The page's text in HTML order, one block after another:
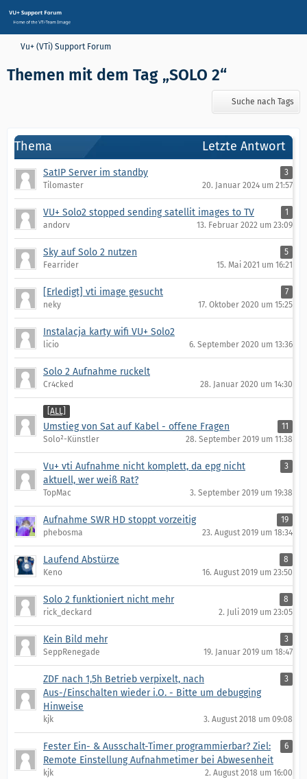
Vu+ (VTi) Support Forum
Themen mit dem Tag „SOLO 2“
Suche nach Tags
Thema Letzte Antwort
SatIP Server im standby
3
Tilomaster
20. Januar 2024 um 21:57
VU+ Solo2 stopped sending satellit images to TV
1
andorv
13. Februar 2022 um 23:09
Sky auf Solo 2 nutzen
5
Fearrider
15. Mai 2021 um 16:21
[Erledigt] vti image gesucht
7
neky
17. Oktober 2020 um 15:25
Instalacja karty wifi VU+ Solo2
licio 6. September 2020 um 13:36
Solo 2 Aufnahme ruckelt
Cr4cked 28. Januar 2020 um 14:30
[ALL]
Umstieg von Sat auf Kabel - offene Fragen
11
Solo²-Künstler
28. September 2019 um 11:38
Vu+ vti Aufnahme nicht komplett, da epg nicht
aktuell, wer weiß Rat?
3
TopMac 3. September 2019 um 19:38
Aufnahme SWR HD stoppt vorzeitig
19
phebosma
23. August 2019 um 18:34
Laufend Abstürze
8
Keno
16. August 2019 um 23:50
Solo 2 funktioniert nicht mehr
8
rick_deckard
2. Juli 2019 um 23:05
Kein Bild mehr
3
SeppRenegade
19. Januar 2019 um 18:47
ZDF nach 1,5h Betrieb verpixelt, nach
Aus-/Einschalten wieder i.O. - Bitte um debugging
Hinweise
3
kjk 3. August 2018 um 09:08
Fester Ein- & Ausschalt-Timer programmierbar? Ziel:
Remote Einstellung Aufnahmetimer bei Abwesenheit
6
kjk 2. August 2018 um 16:00